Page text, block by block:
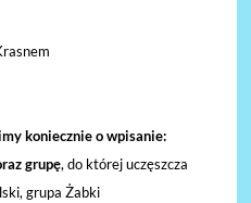
koniecznie o wpisanie:
grupę, do której uczęszcza
grupa Żabki